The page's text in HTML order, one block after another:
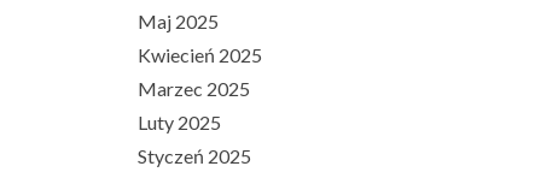
Maj 2025
Kwiecień 2025
Marzec 2025
Luty 2025
Styczeń 2025